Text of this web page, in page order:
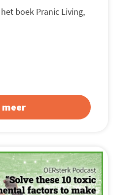
boek Pranic Living,
meer